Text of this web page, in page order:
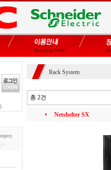
Rack System
총 2건
Netshelter SX